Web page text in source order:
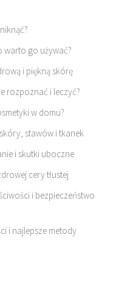
warto go używać?
i piękną skórę
rozpoznać i leczyć?
w domu?
stawów i tkanek
i skutki uboczne
cery tłustej
i bezpieczeństwo
i najlepsze metody